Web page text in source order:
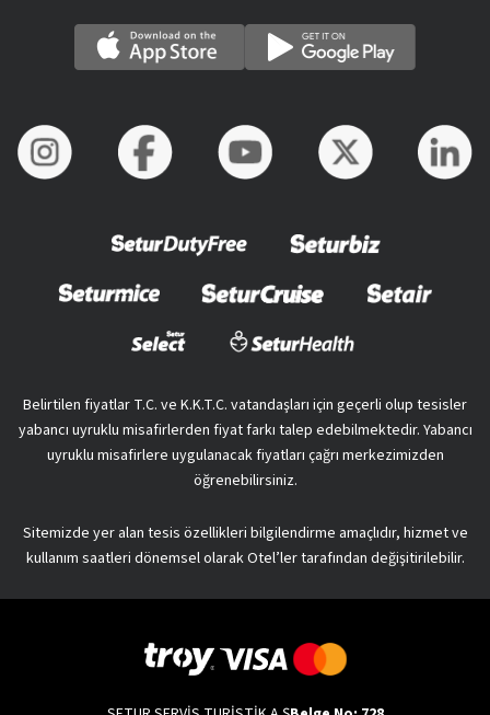
Belirtilen fiyatlar T.C. ve K.K.T.C. vatandaşları için geçerli olup tesisler
yabancı uyruklu misafirlerden fiyat farkı talep edebilmektedir. Yabancı
uyruklu misafirlere uygulanacak fiyatları çağrı merkezimizden
öğrenebilirsiniz.
Sitemizde yer alan tesis özellikleri bilgilendirme amaçlıdır, hizmet ve
kullanım saatleri dönemsel olarak Otel’ler tarafından değişitirilebilir.